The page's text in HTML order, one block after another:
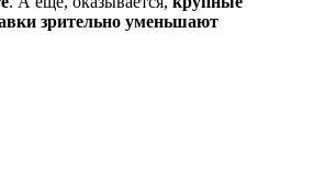
зрительно уменьшают